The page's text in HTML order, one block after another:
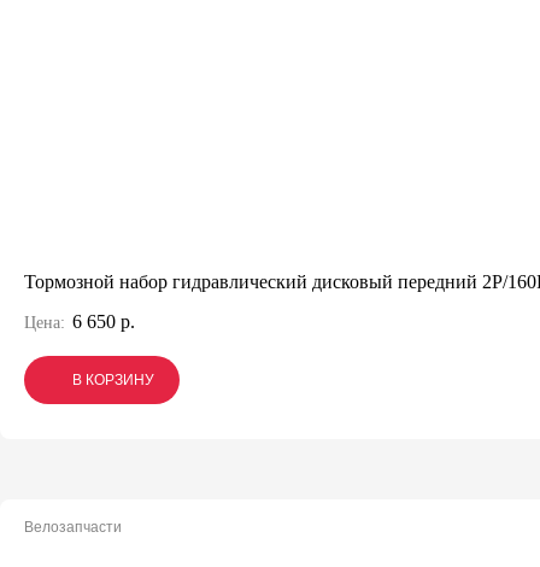
Тормозной набор гидравлический дисковый передний 2P/
Цена: 6 650 р.
В КОРЗИНУ
В КОРЗИНУ
В КОРЗИНУ
Велозапчасти